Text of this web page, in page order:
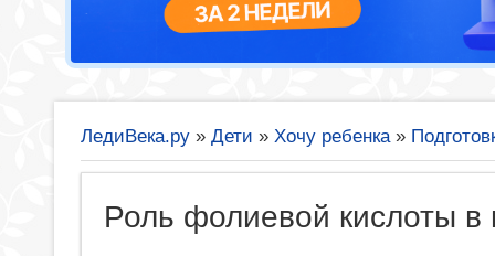
ЛедиВека.ру » Дети » Хочу ребенка»
Роль фолиевой кислоты в